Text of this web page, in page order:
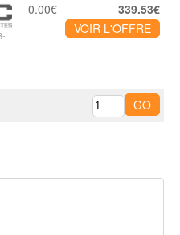
0.00€
339.53€
VOIR L'OFFRE